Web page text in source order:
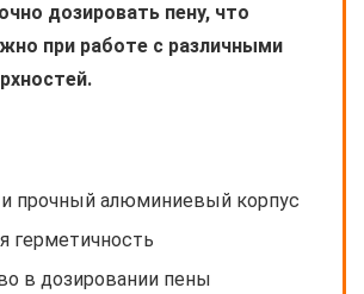
дозировать пену, что
при работе с различными
прочный алюминиевый корпус
герметичность
в дозировании пены